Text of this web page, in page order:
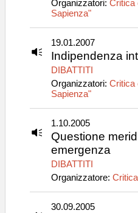
Organizzatori: Critica
Sapienza"
19.01.2007
Indipendenza
DIBATTITI
Organizzatori: Critica
Sapienza"
1.10.2005
Questione
emergenza
DIBATTITI
Organizzatore:
30.09.2005